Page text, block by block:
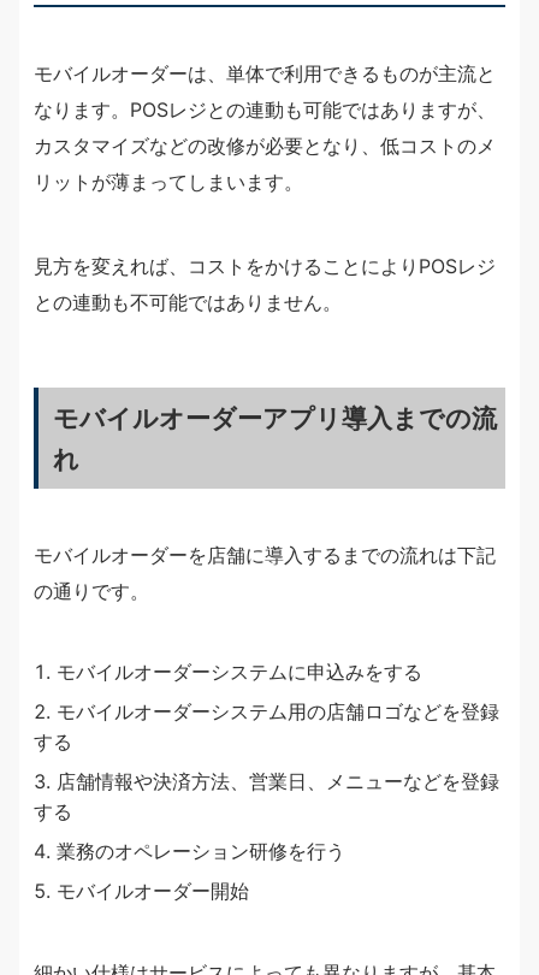
モバイルオーダーは、単体で利用できるものが主流と
なります。POSレジとの連動も可能ではありますが、
カスタマイズなどの改修が必要となり、低コストのメ
リットが薄まってしまいます。
見方を変えれば、コストをかけることによりPOSレジ
との連動も不可能ではありません。
モバイルオーダーアプリ導入までの流
れ
モバイルオーダーを店舗に導入するまでの流れは下記
の通りです。
モバイルオーダーシステムに申込みをする
モバイルオーダーシステム用の店舗ロゴなどを登録
する
店舗情報や決済方法、営業日、メニューなどを登録
する
業務のオペレーション研修を行う
モバイルオーダー開始